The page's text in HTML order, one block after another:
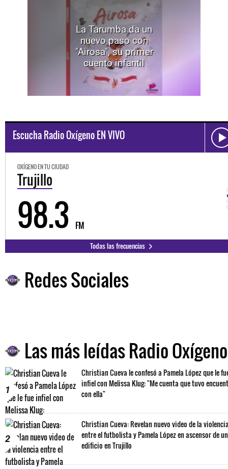
La Tarumba da un
nuevo paso con
"Airosa", su primer
cuento infantil
Escucha Radio Oxígeno EN VIVO
OXÍGENO EN TU CIUDAD
Trujillo
98.3 FM
Todas las frecuencias
Redes Sociales
Las más leídas Radio Oxígeno
1
Christian Cueva le confesó a Pamela López que le
infiel con Melissa Klug: "Me cuenta que tuvo
con ella"
2
Christian Cueva: Revelan nuevo video de la
entre el futbolista y Pamela López en ascensor de un
edificio en Trujillo